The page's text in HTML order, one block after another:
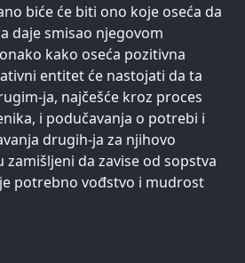
biće će biti ono koje oseća da
daje smisao njegovom
kako oseća pozitivna
entitet će nastojati da ta
ja, najčešće kroz proces
i podučavanja o potrebi i
drugih-ja za njihovo
zamišljeni da zavise od sopstva
potrebno vođstvo i mudrost